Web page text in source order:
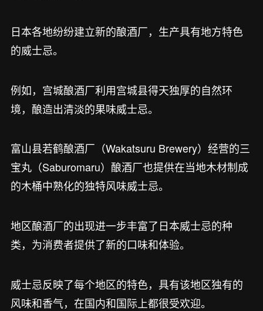
日本各地纷纷建立新的酿酒厂，生产具有地方特色
的威士忌。
例如，宫城酿酒厂利用宫城县得天独厚的自然环
境，酿造出清淡的果味威士忌。
富山县若鹤酿酒厂（Wakatsuru Brewery）经营的三
宝丸（Saburomaru）酿酒厂也提供在当地木材制成
的木桶中熟化的独特风味威士忌。
地区酿酒厂的出现进一步丰富了日本威士忌的种
类，为消费者提供了新的口味和体验。
威士忌反映了每个地区的特色，具有该地区独有的
风味和香气，在国内和国际上都很受欢迎。